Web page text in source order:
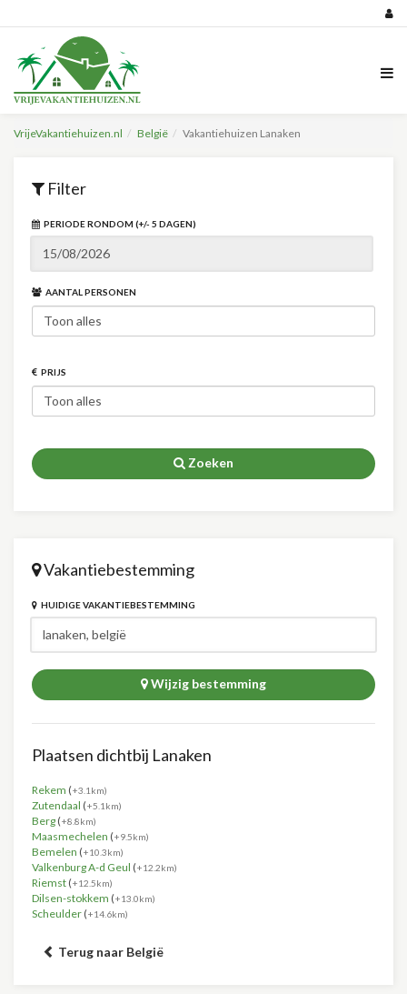
VrijeVakantiehuizen.nl België Vakantiehuizen Lanaken
Filter
PERIODE RONDOM (+/- 5 DAGEN)
AANTAL PERSONEN
PRIJS
Zoeken
Vakantiebestemming
HUIDIGE VAKANTIEBESTEMMING
Wijzig bestemming
Plaatsen dichtbij Lanaken
Rekem (+3.1km)
Zutendaal (+5.1km)
Berg (+8.8km)
Maasmechelen (+9.5km)
Bemelen (+10.3km)
Valkenburg A-d Geul (+12.2km)
Riemst (+12.5km)
Dilsen-stokkem (+13.0km)
Scheulder (+14.6km)
Terug naar België